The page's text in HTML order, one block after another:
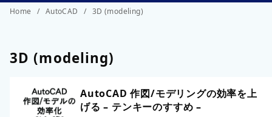
Home AutoCAD 3D (modeling)
3D (modeling)
AutoCAD 作図/モデリングの効率を上
げる – テンキーのすすめ –